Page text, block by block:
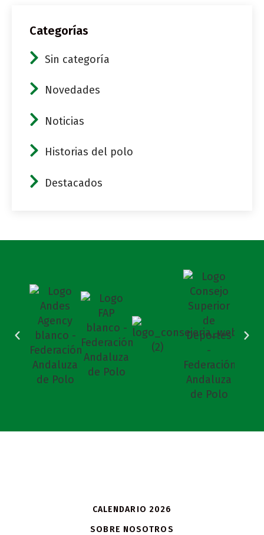
Categorías
Sin categoría
Novedades
Noticias
Historias del polo
Destacados
CALENDARIO 2026
SOBRE NOSOTROS